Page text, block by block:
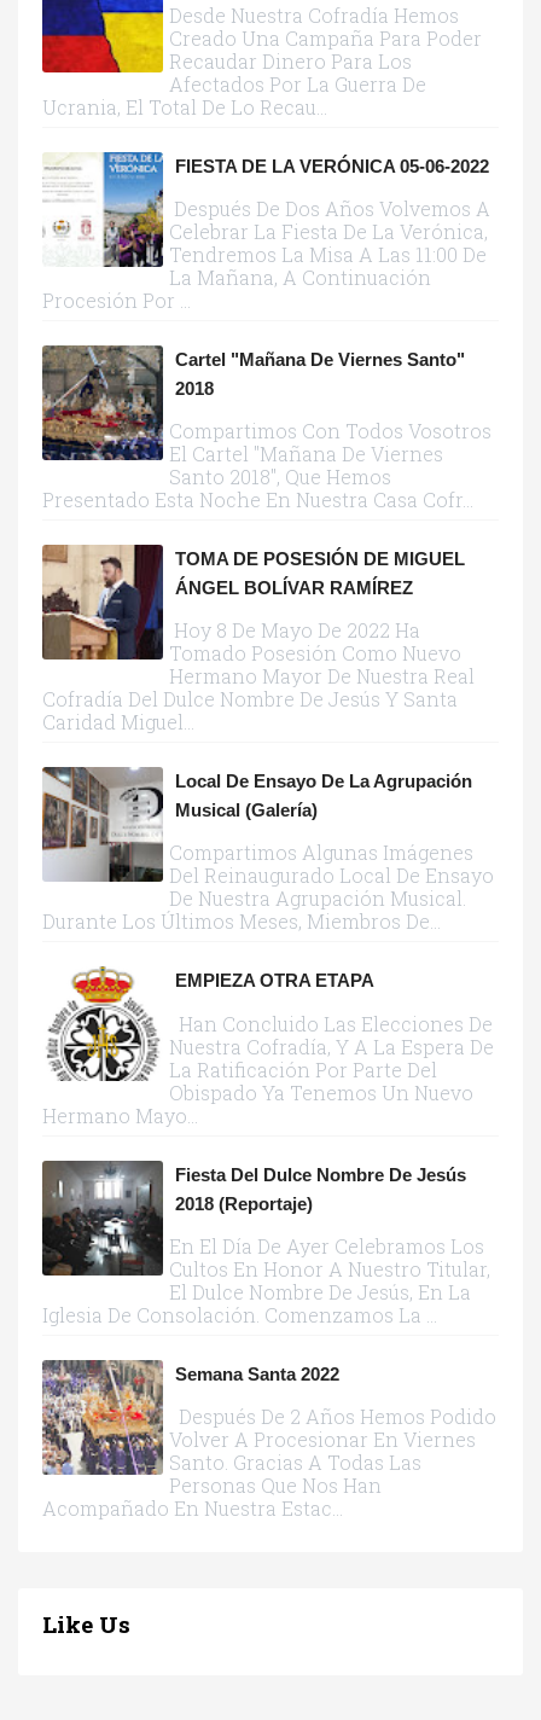
Desde Nuestra Cofradía Hemos
Creado Una Campaña Para Poder
Recaudar Dinero Para Los
Afectados Por La Guerra De
Ucrania, El Total De Lo Recau...
FIESTA DE LA VERÓNICA 05-06-2022
Después De Dos Años Volvemos A
Celebrar La Fiesta De La Verónica,
Tendremos La Misa A Las 11:00 De
La Mañana, A Continuación
Procesión Por ...
Cartel "Mañana De Viernes Santo"
2018
Compartimos Con Todos Vosotros
El Cartel "Mañana De Viernes
Santo 2018", Que Hemos
Presentado Esta Noche En Nuestra Casa Cofr...
TOMA DE POSESIÓN DE MIGUEL
ÁNGEL BOLÍVAR RAMÍREZ
Hoy 8 De Mayo De 2022 Ha
Tomado Posesión Como Nuevo
Hermano Mayor De Nuestra Real
Cofradía Del Dulce Nombre De Jesús Y Santa
Caridad Miguel...
Local De Ensayo De La Agrupación
Musical (galería)
Compartimos Algunas Imágenes
Del Reinaugurado Local De Ensayo
De Nuestra Agrupación Musical.
Durante Los Últimos Meses, Miembros De...
EMPIEZA OTRA ETAPA
Han Concluido Las Elecciones De
Nuestra Cofradía, Y A La Espera De
La Ratificación Por Parte Del
Obispado Ya Tenemos Un Nuevo
Hermano Mayo...
Fiesta Del Dulce Nombre De Jesús
2018 (reportaje)
En El Día De Ayer Celebramos Los
Cultos En Honor A Nuestro Titular,
El Dulce Nombre De Jesús, En La
Iglesia De Consolación. Comenzamos La ...
Semana Santa 2022
Después De 2 Años Hemos Podido
Volver A Procesionar En Viernes
Santo. Gracias A Todas Las
Personas Que Nos Han
Acompañado En Nuestra Estac...
Like Us